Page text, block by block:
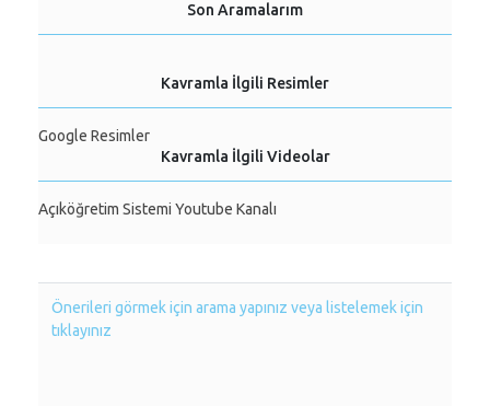
Son Aramalarım
Kavramla İlgili Resimler
Google Resimler
Kavramla İlgili Videolar
Açıköğretim Sistemi Youtube Kanalı
Önerileri görmek için arama yapınız veya listelemek için
tıklayınız